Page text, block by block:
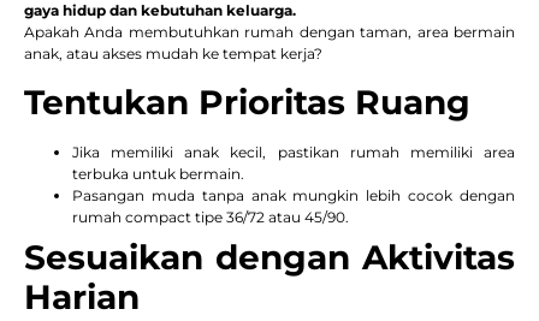
gaya hidup dan kebutuhan keluarga.
Apakah Anda membutuhkan rumah dengan taman, area bermain
anak, atau akses mudah ke tempat kerja?
Tentukan Prioritas Ruang
Jika memiliki anak kecil, pastikan rumah memiliki area
terbuka untuk bermain.
Pasangan muda tanpa anak mungkin lebih cocok dengan
rumah compact tipe 36/72 atau 45/90.
Sesuaikan dengan Aktivitas
Harian